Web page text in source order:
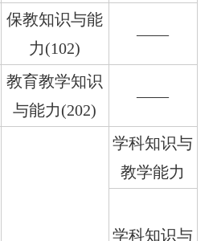
保教知识与能
力(102)
——
教育教学知识
与能力(202)
——
学科知识与
教学能力
学科知识与